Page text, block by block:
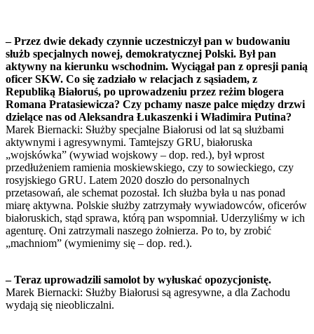
– Przez dwie dekady czynnie uczestniczył pan w budowaniu
służb specjalnych nowej, demokratycznej Polski. Był pan
aktywny na kierunku wschodnim. Wyciągał pan z opresji panią
oficer SKW. Co się zadziało w relacjach z sąsiadem, z
Republiką Białoruś, po uprowadzeniu przez reżim blogera
Romana Pratasiewicza? Czy pchamy nasze palce między drzwi
dzielące nas od Aleksandra Łukaszenki i Władimira Putina?
Marek Biernacki: Służby specjalne Białorusi od lat są służbami
aktywnymi i agresywnymi. Tamtejszy GRU, białoruska
„wojskówka” (wywiad wojskowy – dop. red.), był wprost
przedłużeniem ramienia moskiewskiego, czy to sowieckiego, czy
rosyjskiego GRU. Latem 2020 doszło do personalnych
przetasowań, ale schemat pozostał. Ich służba była u nas ponad
miarę aktywna. Polskie służby zatrzymały wywiadowców, oficerów
białoruskich, stąd sprawa, którą pan wspomniał. Uderzyliśmy w ich
agenturę. Oni zatrzymali naszego żołnierza. Po to, by zrobić
„machniom” (wymienimy się – dop. red.).
– Teraz uprowadzili samolot by wyłuskać opozycjonistę.
Marek Biernacki: Służby Białorusi są agresywne, a dla Zachodu
wydają się nieobliczalni.